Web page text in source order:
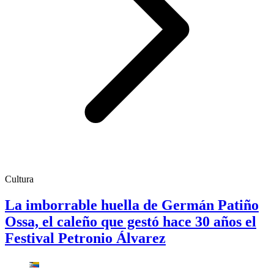
Cultura
La imborrable huella de Germán Patiño
Ossa, el caleño que gestó hace 30 años el
Festival Petronio Álvarez